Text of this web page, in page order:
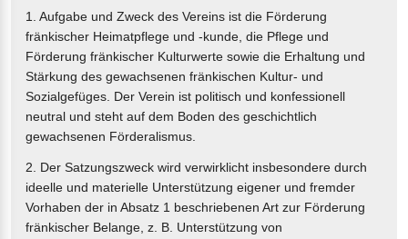
1. Aufgabe und Zweck des Vereins ist die Förderung
fränkischer Heimatpflege und -kunde, die Pflege und
Förderung fränkischer Kulturwerte sowie die Erhaltung und
Stärkung des gewachsenen fränkischen Kultur- und
Sozialgefüges. Der Verein ist politisch und konfessionell
neutral und steht auf dem Boden des geschichtlich
gewachsenen Förderalismus.
2. Der Satzungszweck wird verwirklicht insbesondere durch
ideelle und materielle Unterstützung eigener und fremder
Vorhaben der in Absatz 1 beschriebenen Art zur Förderung
fränkischer Belange, z. B. Unterstützung von